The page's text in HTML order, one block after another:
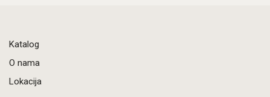
Katalog
O nama
Lokacija